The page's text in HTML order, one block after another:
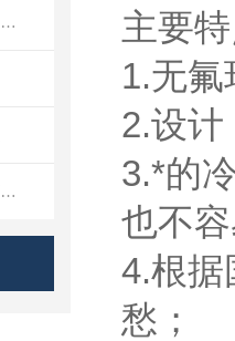
震荡光照草莓APP最新下载地址
冷光源光照草莓APP最新下载地址
主要特
1.无氟
2.设计
3.*的冷
也不容
4.根据
愁；